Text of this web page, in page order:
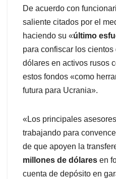
De acuerdo con
saliente citados por el
haciendo su «último
para confiscar los
dólares en activos rusos
estos fondos «como
futura para Ucrania».
«Los principales
trabajando para
de que apoyen la
millones de dólares en
cuenta de depósito en